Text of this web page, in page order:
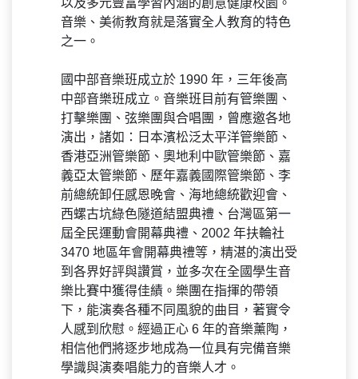
以及多元豐富學習內涵的創意健康校園。
音樂、美術教育就是落實全人教育的特色
之一。
國中部音樂班成立於 1990 年，三年後高
中部音樂班成立。音樂班目前有管樂團、
打擊樂團、弦樂團與合唱團，曾應邀各地
演出，諸如：日本濱松泛太平洋管樂節、
香港亞洲管樂節、奧地利中歐管樂節、嘉
義亞太管樂節、歷年嘉義國際管樂節、李
前總統卸任感恩晚會、海地總統歡迎會、
西螺古坑綠色隧道結盟典禮、台灣區第一
屆全民運動會開幕典禮、2002 年扶輪社
3470 地區年會開幕典禮等，精湛的演出受
到各界好評與讚賞，並多次在全國學生音
樂比賽中獲得佳績。樂團在指揮的帶領
下，能演奏各種不同風貌的曲目，著實令
人感到欣慰。經過正心 6 年的音樂薰陶，
相信他們將逐步地成為一位具有完備音樂
學識與演奏唱能力的音樂人才。